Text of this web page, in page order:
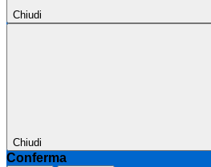
Chiudi
Chiudi
Conferma